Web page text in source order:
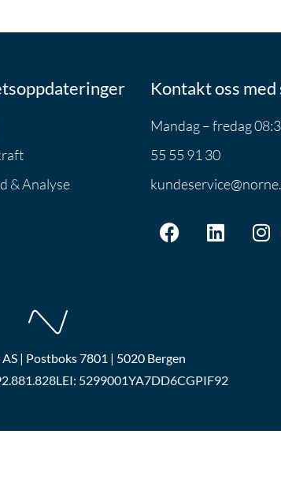
& Analyse
Kontakt oss
Mandag – fredag
55 55 91 30
| Postboks 7801 | 5020 Bergen
LEI: 5299001YA7DD6CGPIF92